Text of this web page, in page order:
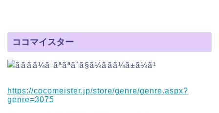
ココマイスター
https://cocomeister.jp/store/genre/genre.aspx?
genre=3075